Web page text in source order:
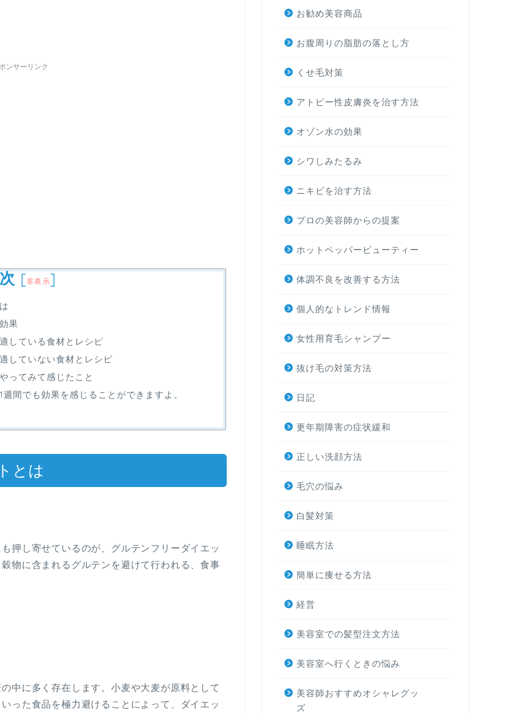
ンサーリンク
[非表示]
果
している食材とレシピ
していない食材とレシピ
ってみて感じたこと
間でも効果を感じることができますよ。
とは
押し寄せているのが、グルテンフリーダイエッ
物に含まれるグルテンを避けて行われる、食事
中に多く存在します。小麦や大麦が原料として
った食品を極力避けることによって、ダイエッ
お勧め美容商品
お腹周りの脂肪の落とし方
くせ毛対策
アトピー性皮膚炎を治す方法
オゾン水の効果
シワしみたるみ
ニキビを治す方法
プロの美容師からの提案
ホットペッパービューティー
体調不良を改善する方法
個人的なトレンド情報
女性用育毛シャンプー
抜け毛の対策方法
日記
更年期障害の症状緩和
正しい洗顔方法
毛穴の悩み
白髪対策
睡眠方法
簡単に痩せる方法
経営
美容室での髪型注文方法
美容室へ行くときの悩み
美容師おすすめオシャレグッ
ズ